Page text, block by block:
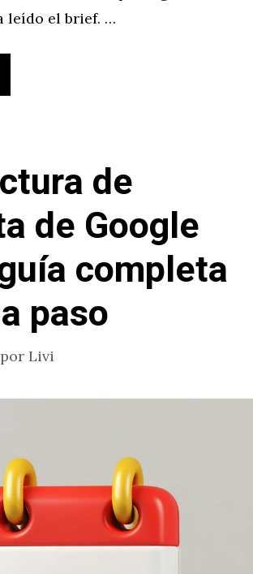
leído el brief. …
de
de Google
completa
paso
por Livi